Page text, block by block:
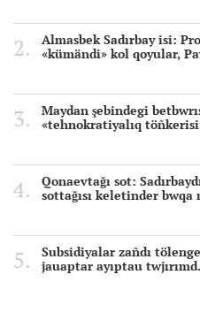
Almasbek Sadırbay isi:
«kümändi» kol qoyular,
Maydan şebindegi
«tehnokratiyalıq
Qonaevtağı sot:
sottağısı keletinder bwqa
Subsidiyalar zañdı
jauaptar ayıptau